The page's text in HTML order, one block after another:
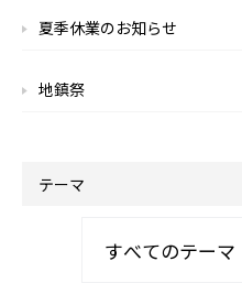
夏季休業のお知らせ
地鎮祭
テーマ